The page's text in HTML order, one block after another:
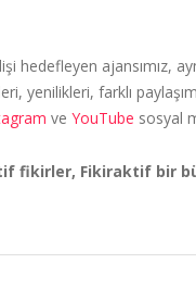
hedefleyen ajansımız,
yenilikleri, farklı
ve YouTube sosyal
fikirler, Fikiraktif bir